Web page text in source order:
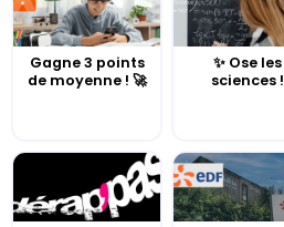
Gagne 3 points
de moyenne ! 🚀
✨ Ose les
sciences !